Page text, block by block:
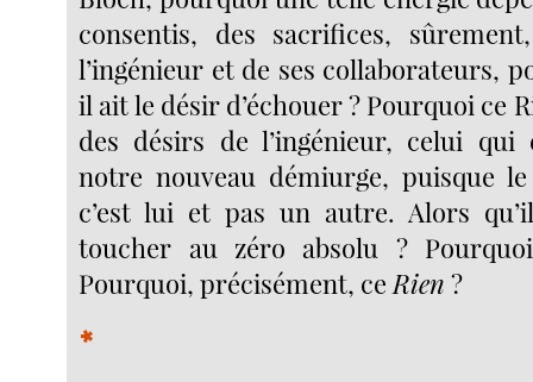
consentis, des sacrifices,
l’ingénieur et de ses collaborateurs,
il ait le désir d’échouer ? Pourquoi ce
des désirs de l’ingénieur, celui qui
notre nouveau démiurge, puisque
c’est lui et pas un autre. Alors
toucher au zéro absolu ?
Pourquoi, précisément, ceRien ?
*